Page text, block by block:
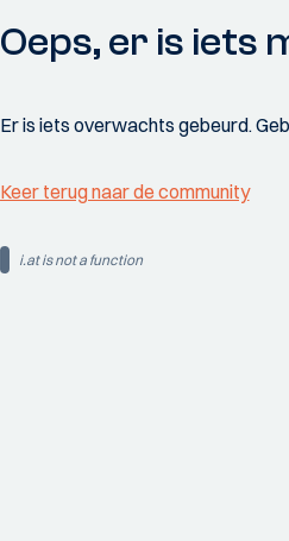
Oeps, er is iets
Er is iets overwachts gebeurd.
Keer terug naar de community
i.at is not a function